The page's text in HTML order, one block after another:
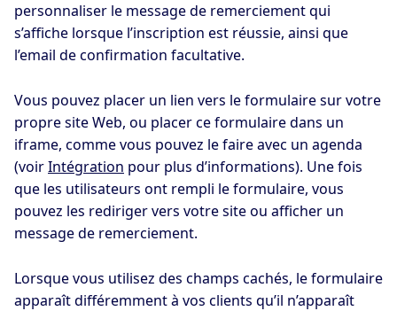
personnaliser le message de remerciement qui
s’affiche lorsque l’inscription est réussie, ainsi que
l’email de confirmation facultative.
Vous pouvez placer un lien vers le formulaire sur votre
propre site Web, ou placer ce formulaire dans un
iframe, comme vous pouvez le faire avec un agenda
(voirIntégration pour plus d’informations). Une fois
que les utilisateurs ont rempli le formulaire, vous
pouvez les rediriger vers votre site ou afficher un
message de remerciement.
Lorsque vous utilisez des champs cachés, le formulaire
apparaît différemment à vos clients qu’il n’apparaît